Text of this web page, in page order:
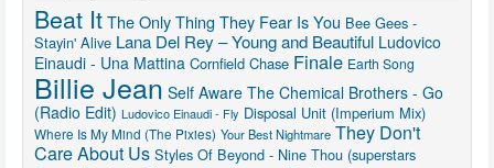
Beat ItThe Only Thing They Fear Is You Bee Gees -
Stayin' Alive Lana Del Rey – Young and Beautiful Ludovico
Einaudi - Una Mattina Cornfield Chase Finale Earth Song
Billie Jean Self Aware The Chemical Brothers - Go
(Radio Edit) Ludovico Einaudi - Fly Disposal Unit (Imperium Mix)
Where Is My Mind (The Pixies) Your Best Nightmare They Don't
Care About Us Styles Of Beyond - Nine Thou (superstars